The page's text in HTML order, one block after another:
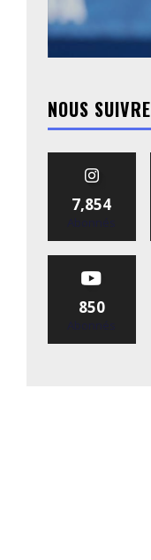
NOUS SUIVRE
7,854
Abonnés
850
Abonnés